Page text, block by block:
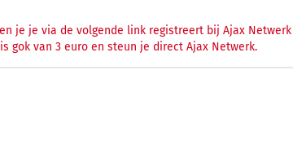
je je via de volgende link registreert bij Ajax
gok van 3 euro en steun je direct Ajax Netwerk.